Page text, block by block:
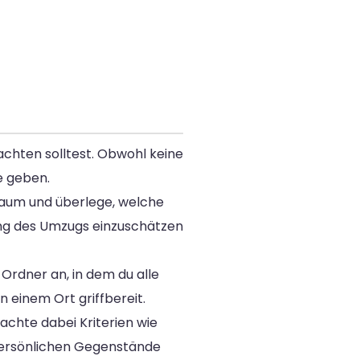
solltest. Obwohl keine
geben.
und überlege, welche
des Umzugs einzuschätzen
an, in dem du alle
einem Ort griffbereit.
dabei Kriterien wie
Gegenstände